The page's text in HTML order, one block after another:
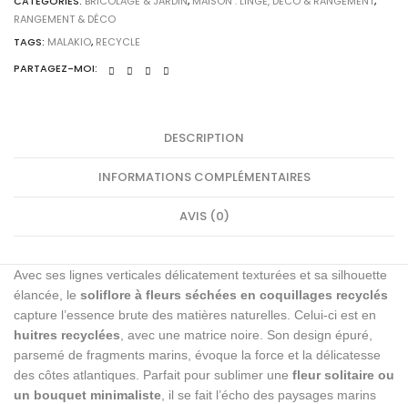
Huitres
noir
RANGEMENT & DÉCO
TAGS: MALAKIO, RECYCLE
PARTAGEZ-MOI:
DESCRIPTION
INFORMATIONS COMPLÉMENTAIRES
AVIS (0)
Avec ses lignes verticales délicatement texturées et sa silhouette
élancée, le soliflore à fleurs séchées en coquillages recyclés
capture l’essence brute des matières naturelles. Celui-ci est en
huitres recyclées, avec une matrice noire. Son design épuré,
parsemé de fragments marins, évoque la force et la délicatesse
des côtes atlantiques. Parfait pour sublimer une fleur solitaire ou
un bouquet minimaliste, il se fait l’écho des paysages marins